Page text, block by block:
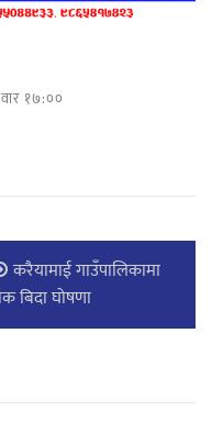
१७:००
करैयामाई गाउँपालिकामा
बिदा घोषणा